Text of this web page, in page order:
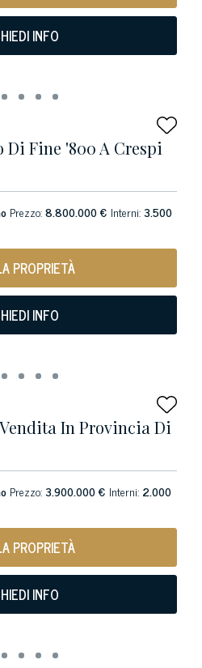
INFO
Fine '800 A Crespi
Prezzo:8.800.000 € Interni:3.500
PROPRIETÀ
INFO
In Provincia Di
Prezzo:3.900.000 € Interni: 2.000
PROPRIETÀ
INFO